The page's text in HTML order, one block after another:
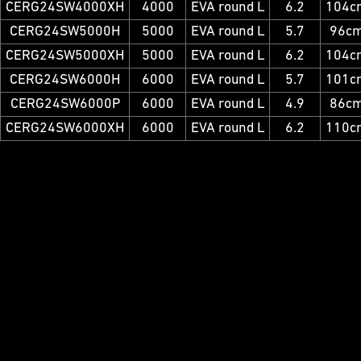
CERG24SW4000XH 4000 EVA round L 6.2
CERG24SW5000H
5000 EVA round L 5.7
CERG24SW5000XH
5000 EVA round L 6.2
CERG24SW6000H
6000 EVA round L 5.7
CERG24SW6000P
6000 EVA round L 4.9
CERG24SW6000XH
6000 EVA round L 6.2